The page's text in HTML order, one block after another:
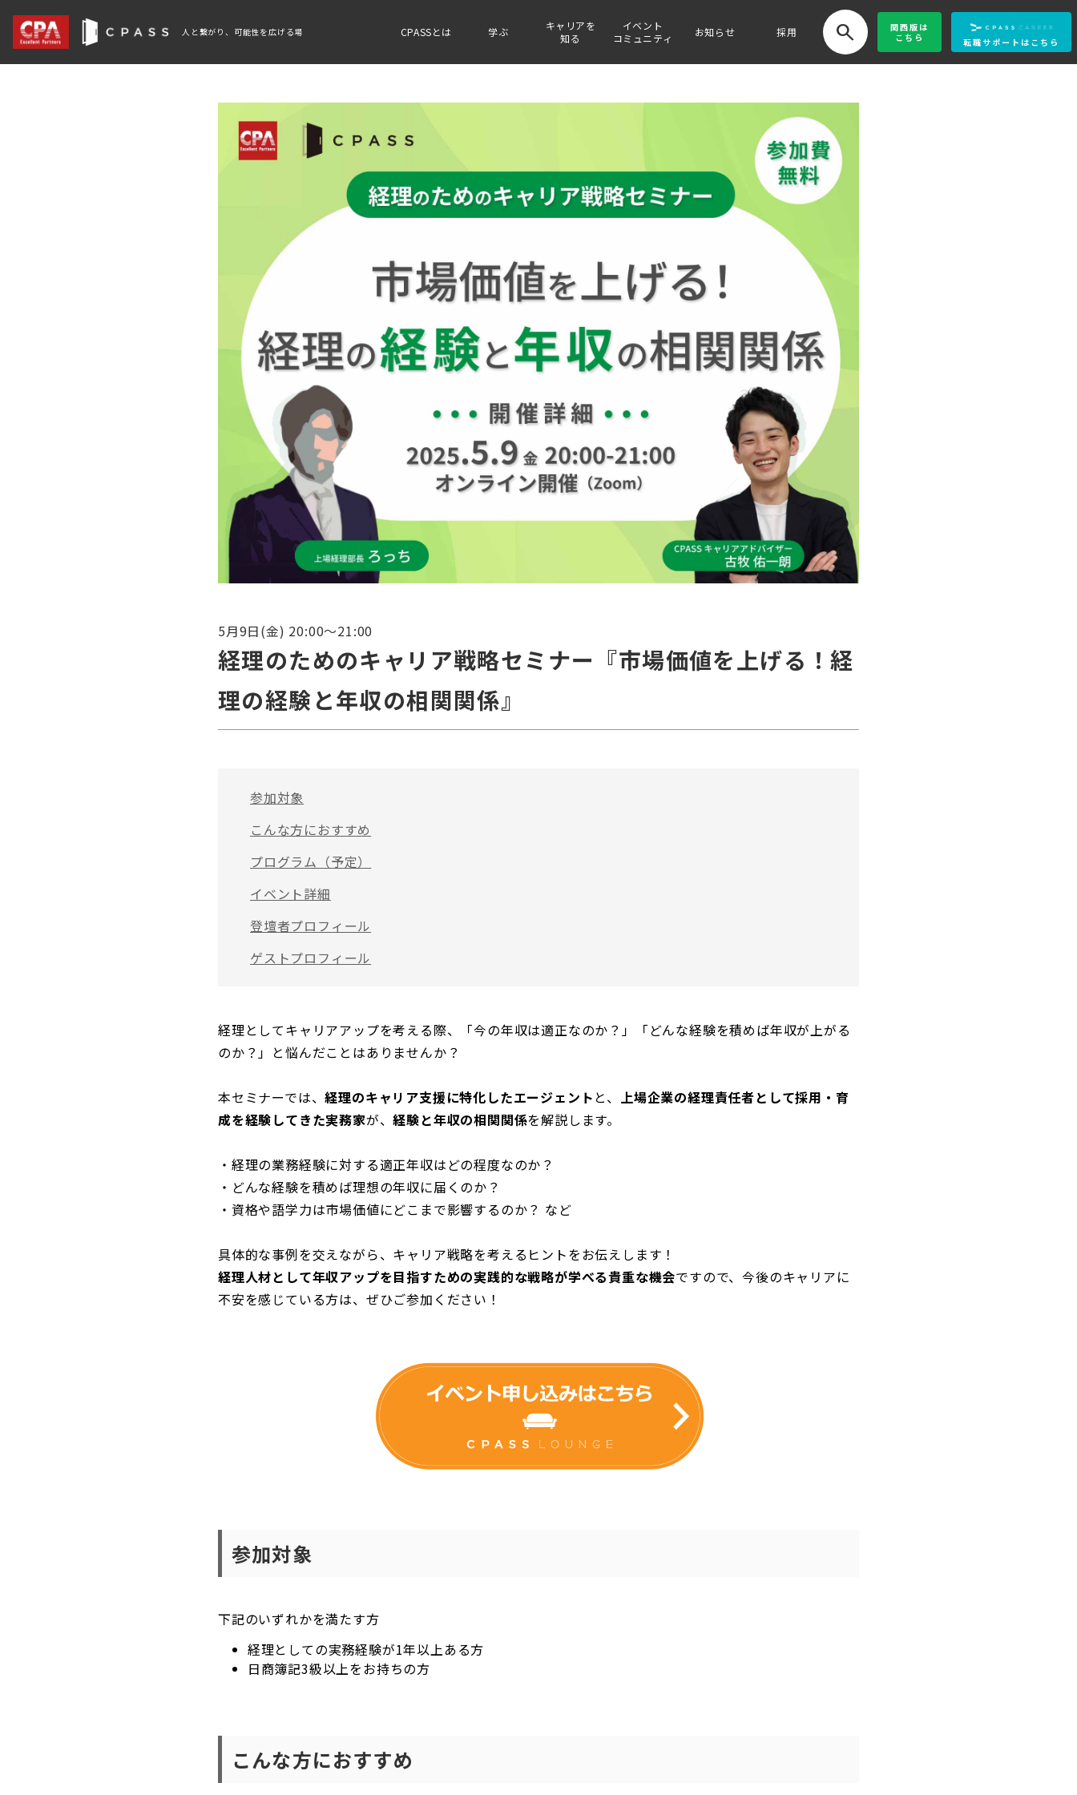
人と繋がり、可能性を広げる場 CPASSとは 学ぶ
キャリアを
知る
イベント
コミュニティ
お知らせ 採用 search 関西版 は
こちら
転職サポートはこちら
5月9日(金) 20:00～21:00
経理のためのキャリア戦略セミナー『市場価値を上げる！経
理の経験と年収の相関関係』
参加対象
こんな方におすすめ
プログラム（予定）
イベント詳細
登壇者プロフィール
ゲストプロフィール
経理としてキャリアアップを考える際、「今の年収は適正なのか？」「どんな経験を積めば年収が上がる
のか？」と悩んだことはありませんか？
本セミナーでは、経理のキャリア支援に特化したエージェント と、 上場企業の経理責任者として採用・育
成を経験してきた実務家が、経験と年収の相関関係を解説します。
・経理の業務経験に対する適正年収はどの程度なのか？
・どんな経験を積めば理想の年収に届くのか？
・資格や語学力は市場価値にどこまで影響するのか？ など
具体的な事例を交えながら、キャリア戦略を考えるヒントをお伝えします！
経理人材として年収アップを目指すための実践的な戦略が学べる貴重な機会ですので、今後のキャリアに
不安を感じている方は、ぜひご参加ください！
参加対象
下記のいずれかを満たす方
経理としての実務経験が1年以上ある方
日商簿記3級以上をお持ちの方
こんな方におすすめ